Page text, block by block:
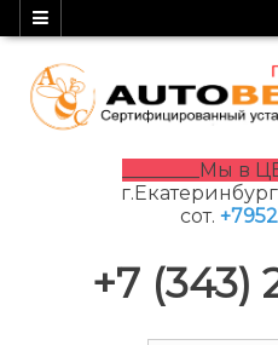
________Мы в
сот.
+7 (343)